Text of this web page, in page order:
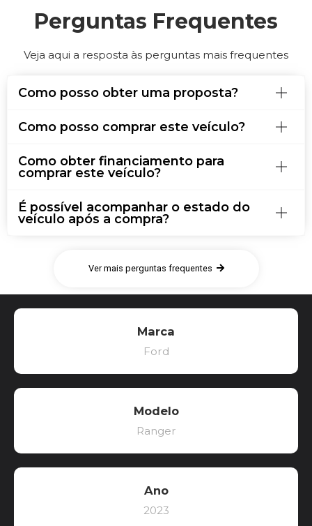
Perguntas Frequentes
Veja aqui a resposta às perguntas mais frequentes
Como posso obter uma proposta?
Como posso comprar este veículo?
Como obter financiamento para
comprar este veículo?
É possível acompanhar o estado do
veículo após a compra?
Ver mais perguntas frequentes
Marca
Ford
Modelo
Ranger
Ano
2023